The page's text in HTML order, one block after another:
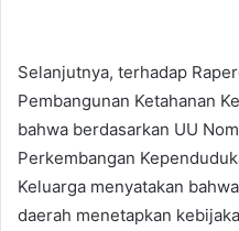
Selanjutnya, terhadap
Pembangunan Ketahanan
bahwa berdasarkan UU
Perkembangan
Keluarga menyatakan
daerah menetapkan